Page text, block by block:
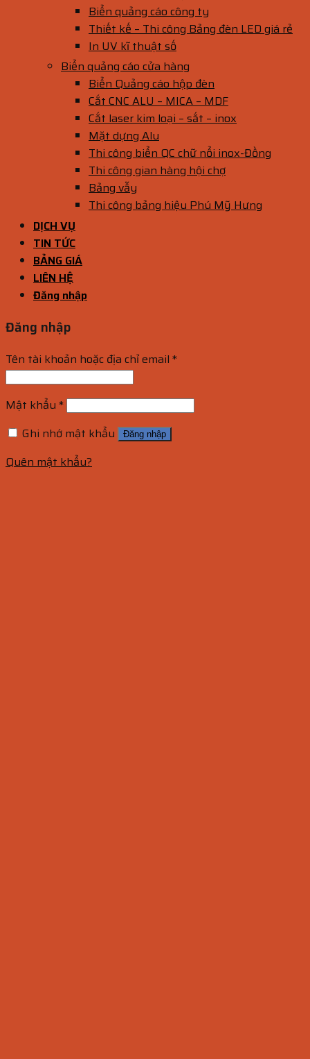
Biển quảng cáo công ty
Thiết kế – Thi công Bảng đèn LED giá rẻ
In UV kĩ thuật số
Biển quảng cáo cửa hàng
Biển Quảng cáo hộp đèn
Cắt CNC ALU – MICA – MDF
Cắt laser kim loại – sắt – inox
Mặt dựng Alu
Thi công biển QC chữ nổi inox-Đồng
Thi công gian hàng hội chợ
Bảng vẫy
Thi công bảng hiệu Phú Mỹ Hưng
DỊCH VỤ
TIN TỨC
BẢNG GIÁ
LIÊN HỆ
Đăng nhập
Đăng nhập
Tên tài khoản hoặc địa chỉ email *
Mật khẩu *
Ghi nhớ mật khẩu
Đăng nhập
Quên mật khẩu?